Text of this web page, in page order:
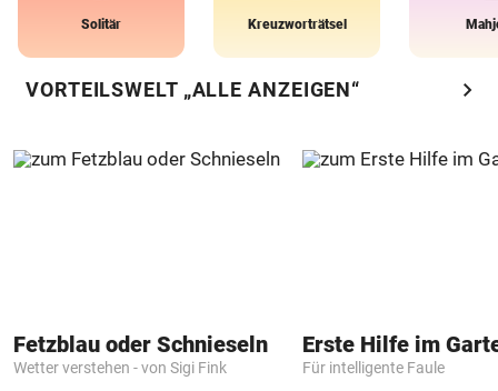
Solitär Kreuzworträtsel
VORTEILSWELT „ALLE ANZEIGEN“ chevron_right
Fetzblau oder Schnieseln
Wetter verstehen - von Sigi Fink
Erste Hilfe im
Für intelligente Faule